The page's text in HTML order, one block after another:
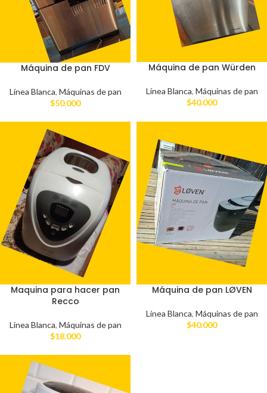
Máquina de pan FDV
Línea Blanca, Máquinas de pan
$50.000
Máquina de pan Würden
Línea Blanca, Máquinas de pan
$40.000
Maquina para hacer pan
Recco
Línea Blanca, Máquinas de pan
$18.000
Máquina de pan LØVEN
Línea Blanca, Máquinas de pan
$40.000